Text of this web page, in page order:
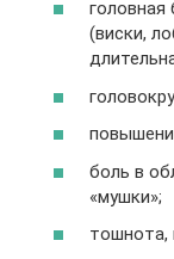
головная
(виски,
боль в
«мушки»;
тошнота,